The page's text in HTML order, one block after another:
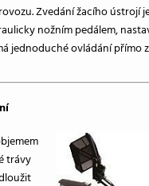
Zvedání žacího ústrojí
nožním pedálem,
jednoduché ovládání přímo
trávy